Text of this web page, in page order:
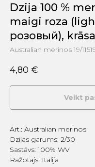
Dzija 100 %
maigi roza
розовый),
Australian merinos 19/
4,80 €
Veikt
Art.: Australian merinos
Dzijas garums: 2/30
Sastāvs: 100% WV
Ražotājs: Itālija